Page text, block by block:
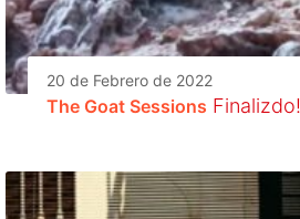
20 de Febrero de 2022
The Goat Sessions Finalizdo!